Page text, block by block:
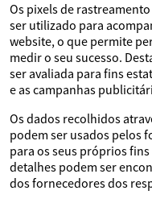
Os pixels de
ser utilizado para
website, o que permite
medir o seu sucesso.
ser avaliada para fins
e as campanhas
Os dados recolhidos
podem ser usados pelos
para os seus próprios
detalhes podem ser
dos fornecedores dos